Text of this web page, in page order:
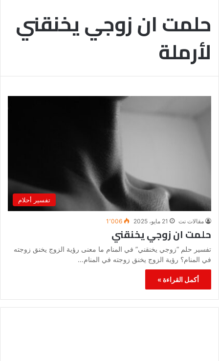
حلمت ان زوجي يخنقني
لأرملة
تفسير أحلام
مقالات نت 21 مايو، 2025 1٬006
حلمت ان زوجي يخنقني
تفسير حلم “زوجي يخنقني” في المنام ما معنى رؤية الزوج يخنق زوجته
في المنام؟ رؤية الزوج يخنق زوجته في المنام…
أكمل القراءة »